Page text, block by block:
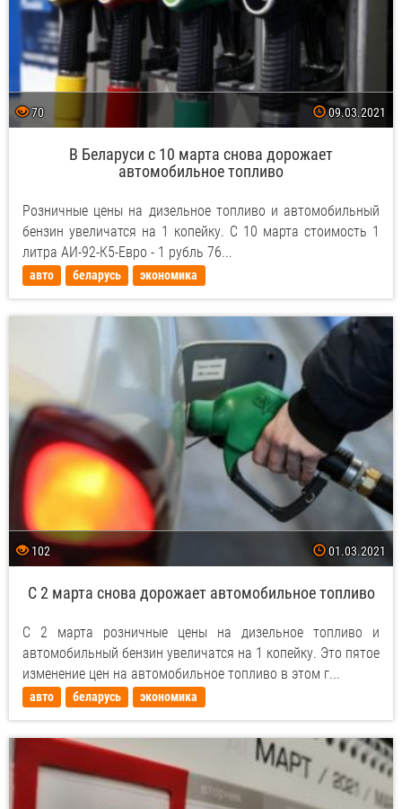
70 09.03.2021
В Беларуси с 10 марта снова дорожает
автомобильное топливо
Розничные цены на дизельное топливо и автомобильный
бензин увеличатся на 1 копейку. С 10 марта стоимость 1
литра АИ-92-К5-Евро - 1 рубль 76...
авто беларусь экономика
102 01.03.2021
С 2 марта снова дорожает автомобильное топливо
С 2 марта розничные цены на дизельное топливо и
автомобильный бензин увеличатся на 1 копейку. Это пятое
изменение цен на автомобильное топливо в этом г...
авто беларусь экономика